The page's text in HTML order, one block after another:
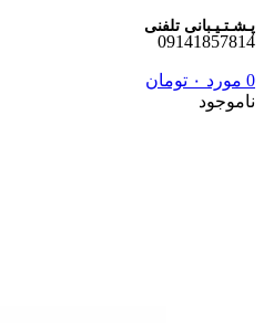
پـشـتـیـبانی تلفنی
09141857814
0 مورد ۰ تومان
ناموجود